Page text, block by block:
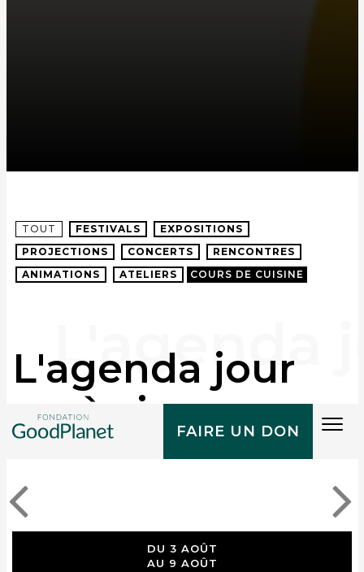
FAIRE UN DON
TOUT FESTIVALS
EXPOSITIONS
PROJECTIONS
CONCERTS
RENCONTRES
ANIMATIONS
ATELIERS COURS DE CUISINE
L'agenda jour
après jour
DU 3 AOÛT
AU 9 AOÛT